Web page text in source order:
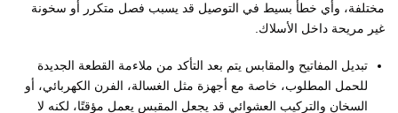
مختلفة، وأي خطأ بسيط في التوصيل قد يسبب فصل متكرر أو سخونة
غير مريحة داخل الأسلاك.
تبديل المفاتيح والمقابس يتم بعد التأكد من ملاءمة القطعة الجديدة
للحمل المطلوب، خاصة مع أجهزة مثل الغسالة، الفرن الكهربائي، أو
السخان والتركيب العشوائي قد يجعل المقبس يعمل مؤقتًا، لكنه لا